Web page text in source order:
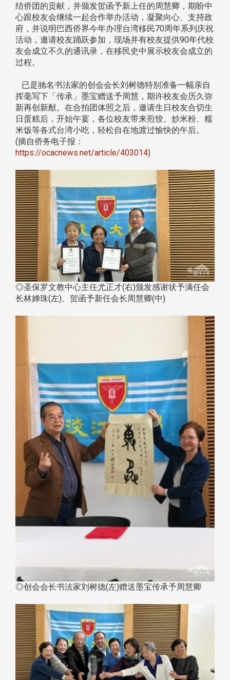
结侨团的贡献，并颁发贺函予新上任的周慧卿，期盼中
心跟校友会继续一起合作举办活动，凝聚向心、支持政
府，并说明巴西侨界今年办理台湾移民70周年系列庆祝
活动，邀请校友踊跃参加，现场并有校友提供90年代校
友会成立不久的通讯录，在移民史中展示校友会成立的
过程。
已是驰名书法家的创会会长刘树德特别准备一幅亲自
挥毫写下「传承」墨宝赠送予周慧，期许校友会历久弥
新再创新猷。在合拍团体照之后，邀请生日校友合切生
日蛋糕后，开始午宴，各位校友带来煎饺、炒米粉、糯
米饭等各式台湾小吃，轻松自在地渡过愉快的午后。
(摘自侨务电子报：
https://ocacnews.net/article/403014)
◎圣保罗文教中心主任尤正才(右)颁发感谢状予满任会
长林婵珠(左)、贺函予新任会长周慧卿(中)
◎创会会长书法家刘树德(左)赠送墨宝传承予周慧卿